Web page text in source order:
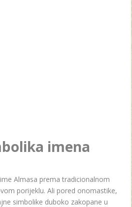
imena
Almasa prema tradicionalnom
porijeklu. Ali pored onomastike,
simbolike duboko zakopane u